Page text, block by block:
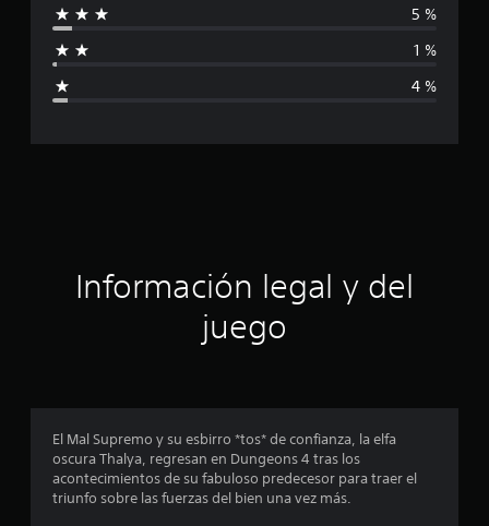
a
ó
m
5 %
1 %
4 %
Información legal y del
juego
El Mal Supremo y su esbirro *tos* de confianza, la elfa
oscura Thalya, regresan en Dungeons 4 tras los
acontecimientos de su fabuloso predecesor para traer el
triunfo sobre las fuerzas del bien una vez más.